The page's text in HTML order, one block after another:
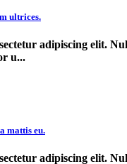
ultrices.
adipiscing elit.
u...
mattis eu.
adipiscing elit.